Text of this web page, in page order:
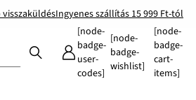
visszaküldésIngyenes szállítás 15 999 Ft-tól
[node-
badge-
user-
codes]
[node-
badge-
wishlist]
[node-
badge-
cart-
items]